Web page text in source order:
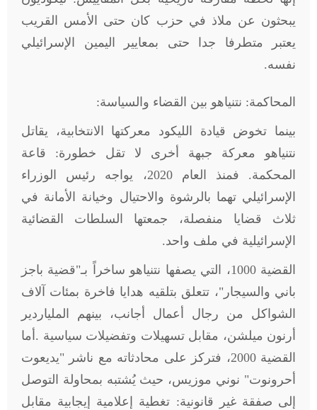
يبحثون عن ملاذ في حزب كان حتى الأمس القريب
يعتبر متطرفا جدا حتى بمعايير اليمين الإسرائيلي
نفسه.
المحاكمة: نتنياهو بين القضاء والسياسة:
بينما تخوض قيادة الليكود معركتها الانتخابية، يقاتل
نتنياهو معركة جبهة أخرى لا تقل خطورة: قاعة
المحكمة. فمنذ العام 2020، يواجه رئيس الوزراء
الإسرائيلي تهما بالرشوة والاحتيال وخيانة الأمانة في
ثلاث قضايا منفصلة، جمعتها السلطات القضائية
الإسرائيلية في ملف واحد.
القضية 1000، التي يصفها نتنياهو ساخراً بـ"قضية باجز
باني والسيجار"، تتعلق بتلقيه هدايا فاخرة بمئات آلاف
الشواكل من رجال أعمال أجانب، بينهم الملياردير
أرنون ميلشن، مقابل تسهيلات وتفضيلات سياسية . أما
القضية 2000، فتركز على محادثاته مع ناشر "يديعوت
أحرونوت" نوني موزيس، حيث يُشتبه بمحاولة التوصل
إلى صفقة غير قانونية: تغطية إعلامية إيجابية مقابل